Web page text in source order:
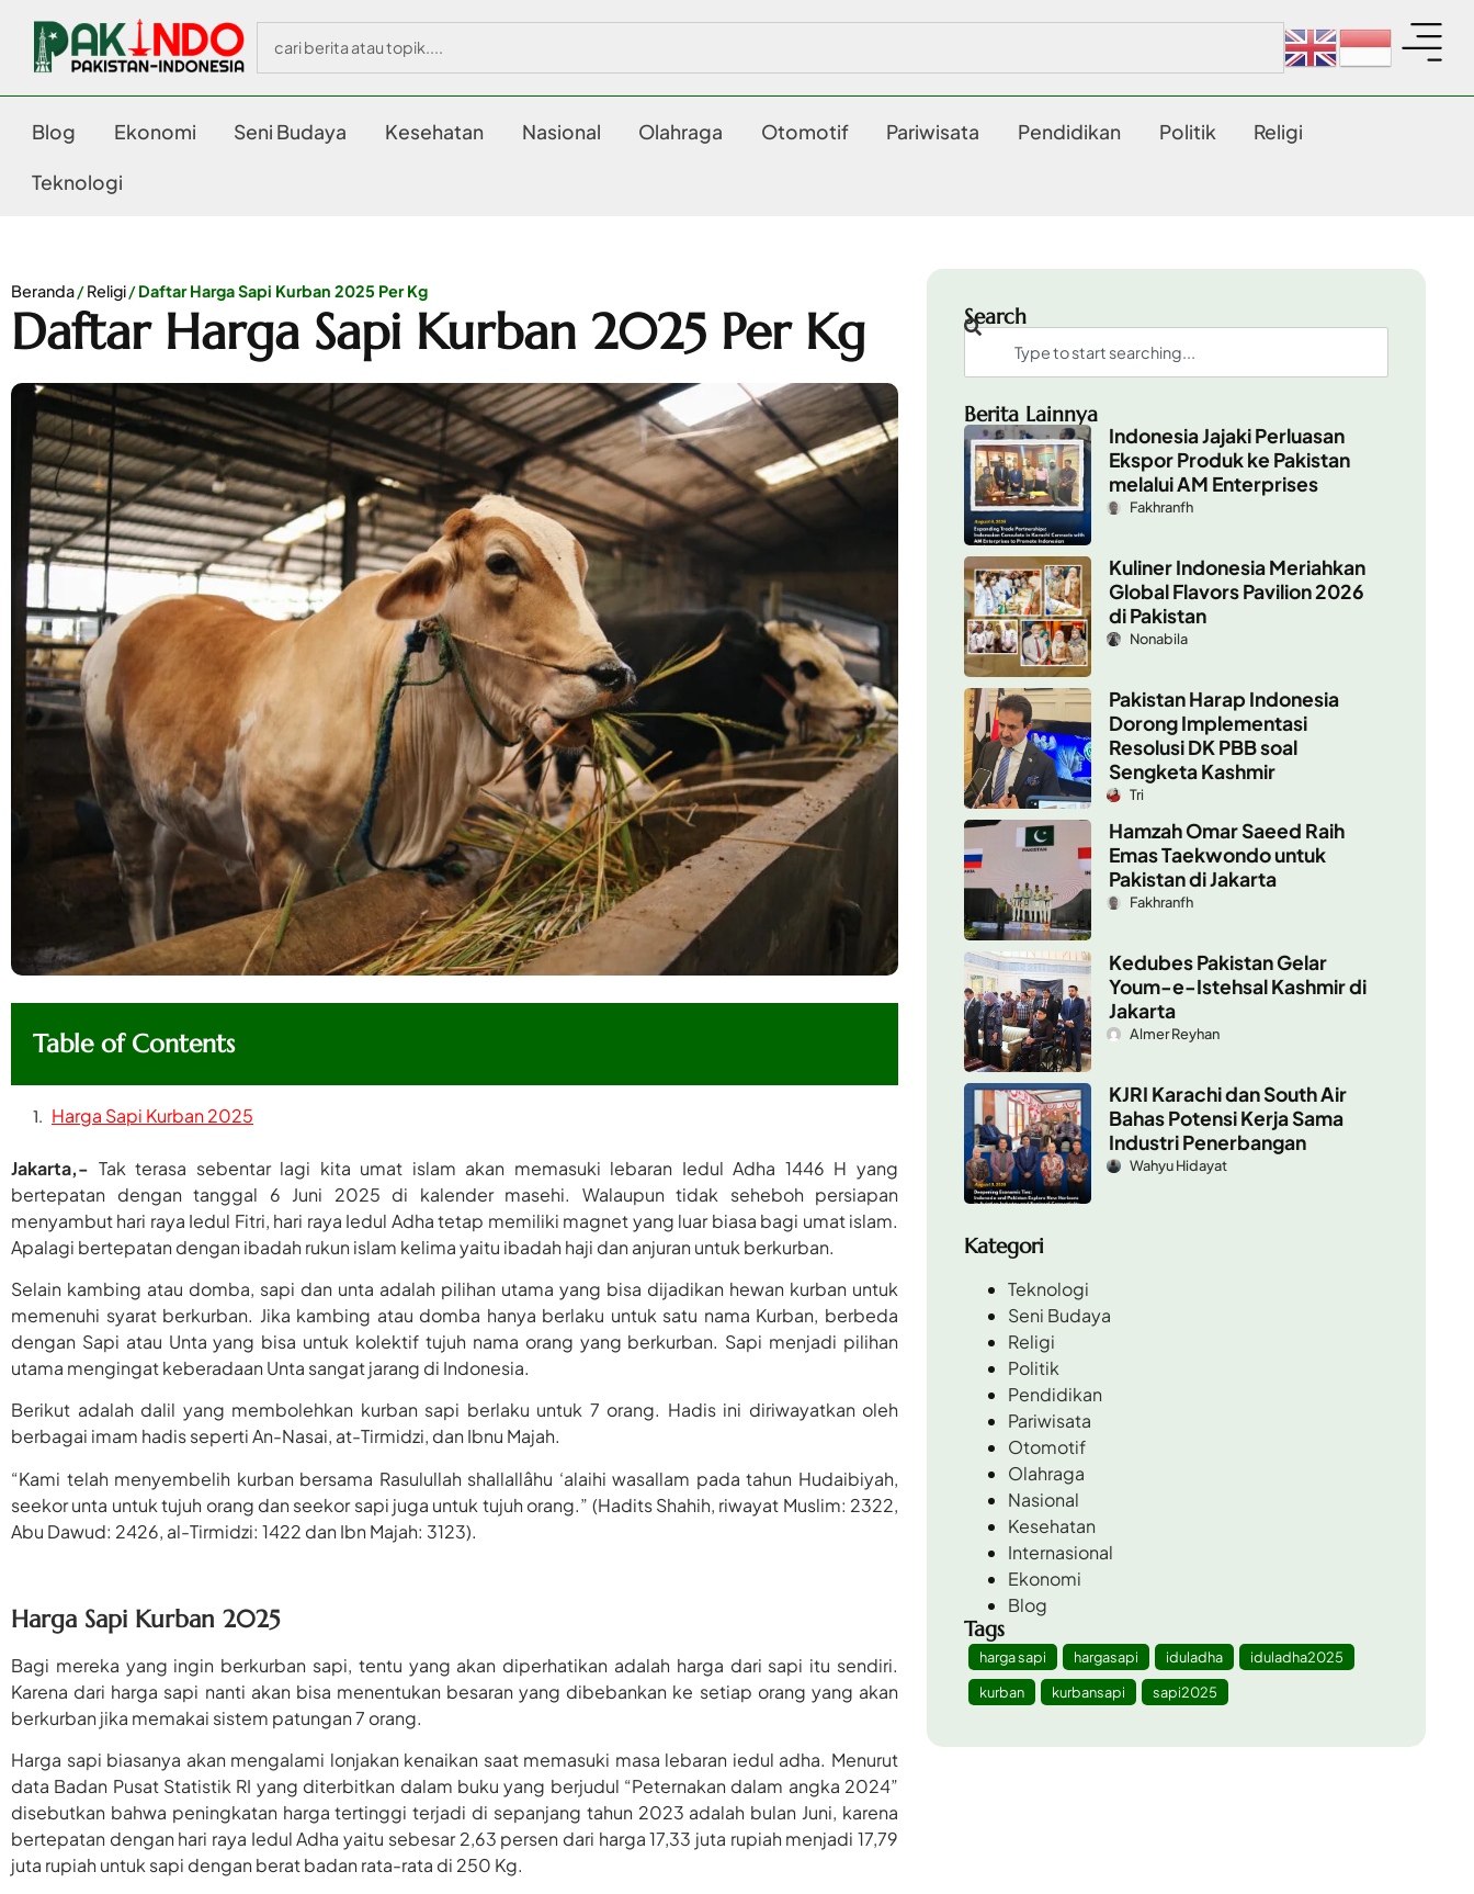
Blog Ekonomi Seni Budaya Kesehatan Nasional Olahraga Otomotif Pariwisata Pendidikan Politik Religi
Teknologi
Beranda/Religi/Daftar Harga Sapi Kurban 2025 Per Kg
Daftar Harga Sapi Kurban 2025 Per Kg
Table of Contents
Harga Sapi Kurban 2025
Jakarta,- Tak terasa sebentar lagi kita umat islam akan memasuki lebaran Iedul Adha 1446 H yang
bertepatan dengan tanggal 6 Juni 2025 di kalender masehi. Walaupun tidak seheboh persiapan
menyambut hari raya Iedul Fitri, hari raya Iedul Adha tetap memiliki magnet yang luar biasa bagi umat islam.
Apalagi bertepatan dengan ibadah rukun islam kelima yaitu ibadah haji dan anjuran untuk berkurban.
Selain kambing atau domba, sapi dan unta adalah pilihan utama yang bisa dijadikan hewan kurban untuk
memenuhi syarat berkurban. Jika kambing atau domba hanya berlaku untuk satu nama Kurban, berbeda
dengan Sapi atau Unta yang bisa untuk kolektif tujuh nama orang yang berkurban. Sapi menjadi pilihan
utama mengingat keberadaan Unta sangat jarang di Indonesia.
Berikut adalah dalil yang membolehkan kurban sapi berlaku untuk 7 orang. Hadis ini diriwayatkan oleh
berbagai imam hadis seperti An-Nasai, at-Tirmidzi, dan Ibnu Majah.
“Kami telah menyembelih kurban bersama Rasulullah shallallâhu ‘alaihi wasallam pada tahun Hudaibiyah,
seekor unta untuk tujuh orang dan seekor sapi juga untuk tujuh orang.” (Hadits Shahih, riwayat Muslim: 2322,
Abu Dawud: 2426, al-Tirmidzi: 1422 dan Ibn Majah: 3123).
Harga Sapi Kurban 2025
Bagi mereka yang ingin berkurban sapi, tentu yang akan diperhatikan adalah harga dari sapi itu sendiri.
Karena dari harga sapi nanti akan bisa menentukan besaran yang dibebankan ke setiap orang yang akan
berkurban jika memakai sistem patungan 7 orang.
Harga sapi biasanya akan mengalami lonjakan kenaikan saat memasuki masa lebaran iedul adha. Menurut
data Badan Pusat Statistik RI yang diterbitkan dalam buku yang berjudul “Peternakan dalam angka 2024”
disebutkan bahwa peningkatan harga tertinggi terjadi di sepanjang tahun 2023 adalah bulan Juni, karena
bertepatan dengan hari raya Iedul Adha yaitu sebesar 2,63 persen dari harga 17,33 juta rupiah menjadi 17,79
juta rupiah untuk sapi dengan berat badan rata-rata di 250 Kg.
Search
Berita Lainnya
Indonesia Jajaki Perluasan
Ekspor Produk ke Pakistan
melalui AM Enterprises
Fakhranfh
Kuliner Indonesia Meriahkan
Global Flavors Pavilion 2026
di Pakistan
Nonabila
Pakistan Harap Indonesia
Dorong Implementasi
Resolusi DK PBB soal
Sengketa Kashmir
Tri
Hamzah Omar Saeed Raih
Emas Taekwondo untuk
Pakistan di Jakarta
Fakhranfh
Kedubes Pakistan Gelar
Youm-e-Istehsal Kashmir di
Jakarta
Almer Reyhan
KJRI Karachi dan South Air
Bahas Potensi Kerja Sama
Industri Penerbangan
Wahyu Hidayat
Kategori
Teknologi
Seni Budaya
Religi
Politik
Pendidikan
Pariwisata
Otomotif
Olahraga
Nasional
Kesehatan
Internasional
Ekonomi
Blog
Tags
harga sapi hargasapi iduladha
iduladha2025
kurban
kurbansapi sapi2025